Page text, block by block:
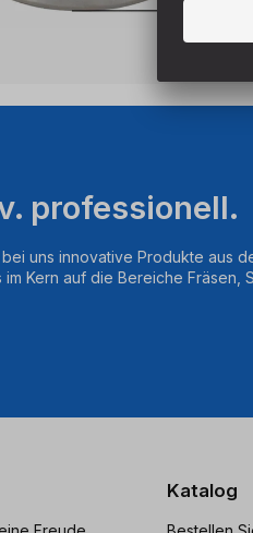
professionell.
uns innovative Produkte aus
Kern auf die Bereiche Fräsen,
Katalog